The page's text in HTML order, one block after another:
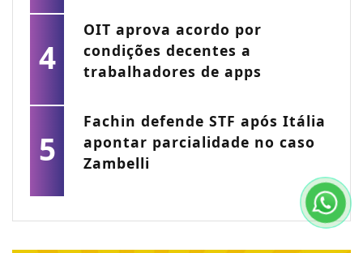
4
OIT aprova acordo por
condições decentes a
trabalhadores de apps
5
Fachin defende STF após Itália
apontar parcialidade no caso
Zambelli